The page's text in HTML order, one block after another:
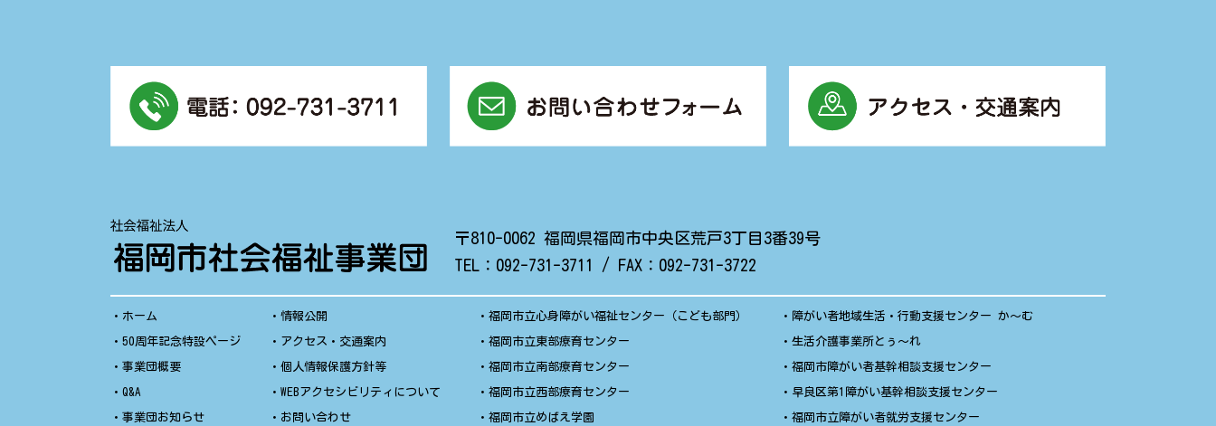
〒810-0062 福岡県福岡市中央区荒戸3丁目3番39号
TEL： 092-731-3711 / FAX： 092-731-3722
・ ホーム ・ 情報公開 ・ 福岡市立心身障がい福祉センター（こども部門） ・ 障がい者地域生活・行動支援センター か〜む
・ 50周年記念特設ページ ・ アクセス・交通案内 ・ 福岡市立東部療育センター ・ 生活介護事業所とぅ〜れ
・ 事業団概要 ・ 個人情報保護方針等 ・ 福岡市立南部療育センター ・ 福岡市障がい者基幹相談支援センター
・ Q&A ・ WEBアクセシビリティについて ・ 福岡市立西部療育センター ・ 早良区第1障がい基幹相談支援センター
・ 事業団お知らせ ・ お問い合わせ ・ 福岡市立めばえ学園 ・ 福岡市立障がい者就労支援センター